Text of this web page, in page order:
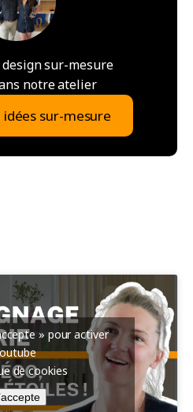
sur-mesure
notre atelier
sur-mesure
» pour activer
de cookies